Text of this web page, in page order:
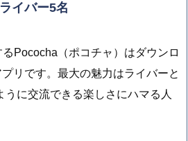
イバー5名
Pococha（ポコチャ）はダウンロ
リです。最大の魅力はライバーと
うに交流できる楽しさにハマる人